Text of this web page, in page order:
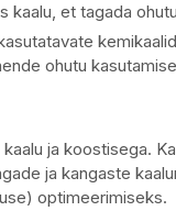
kaalu, et tagada
ohutu
ja koostisega.
ja kangaste
optimeerimiseks.